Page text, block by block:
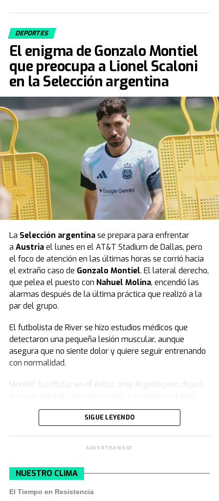
Mundo.
Fuente: TN
DEPORTES
El enigma de Gonzalo Montiel
que preocupa a Lionel Scaloni
en la Selección argentina
La Selección argentinase prepara para enfrentar
a Austriael lunes en el AT&T Stadium de Dallas, pero
el foco de atención en las últimas horas se corrió hacia
el extraño caso de Gonzalo Montiel. El lateral derecho,
que pelea el puesto con Nahuel Molina, encendió las
alarmas después de la última práctica que realizó a la
par del grupo.
El futbolista de River se hizo estudios médicos que
detectaron una pequeña lesión muscular, aunque
asegura que no siente dolor y quiere seguir entrenando
con normalidad.
Montiel fue titular en el debut ante Argelia pero dejará
tomada: Molina será su reemplazante en el lateral
derecho frente a Austria. El jugador del Atlético de
El extraño caso de Montiel: lesión en los
estudios, pero sin síntomas
SIGUE LEYENDO
ADVERTISEMENT
NUESTRO CLIMA
El Tiempo en Resistencia